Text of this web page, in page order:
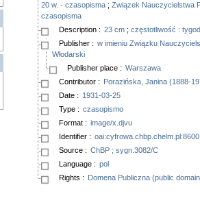
20 w. - czasopisma; Związek Nauczycielstwa
czasopisma
Description : 23 cm; częstotliwość :
Publisher : w imieniu Związku
Włodarski
Publisher place : Warszawa
Contributor : Porazińska, Janina (1888-
Date : 1931-03-25
Type : czasopismo
Format : image/x.djvu
Identifier : oai:cyfrowa.chbp.chelm.pl:8600
Source : ChBP ; sygn.3082/C
Language : pol
Rights : Domena Publiczna (public